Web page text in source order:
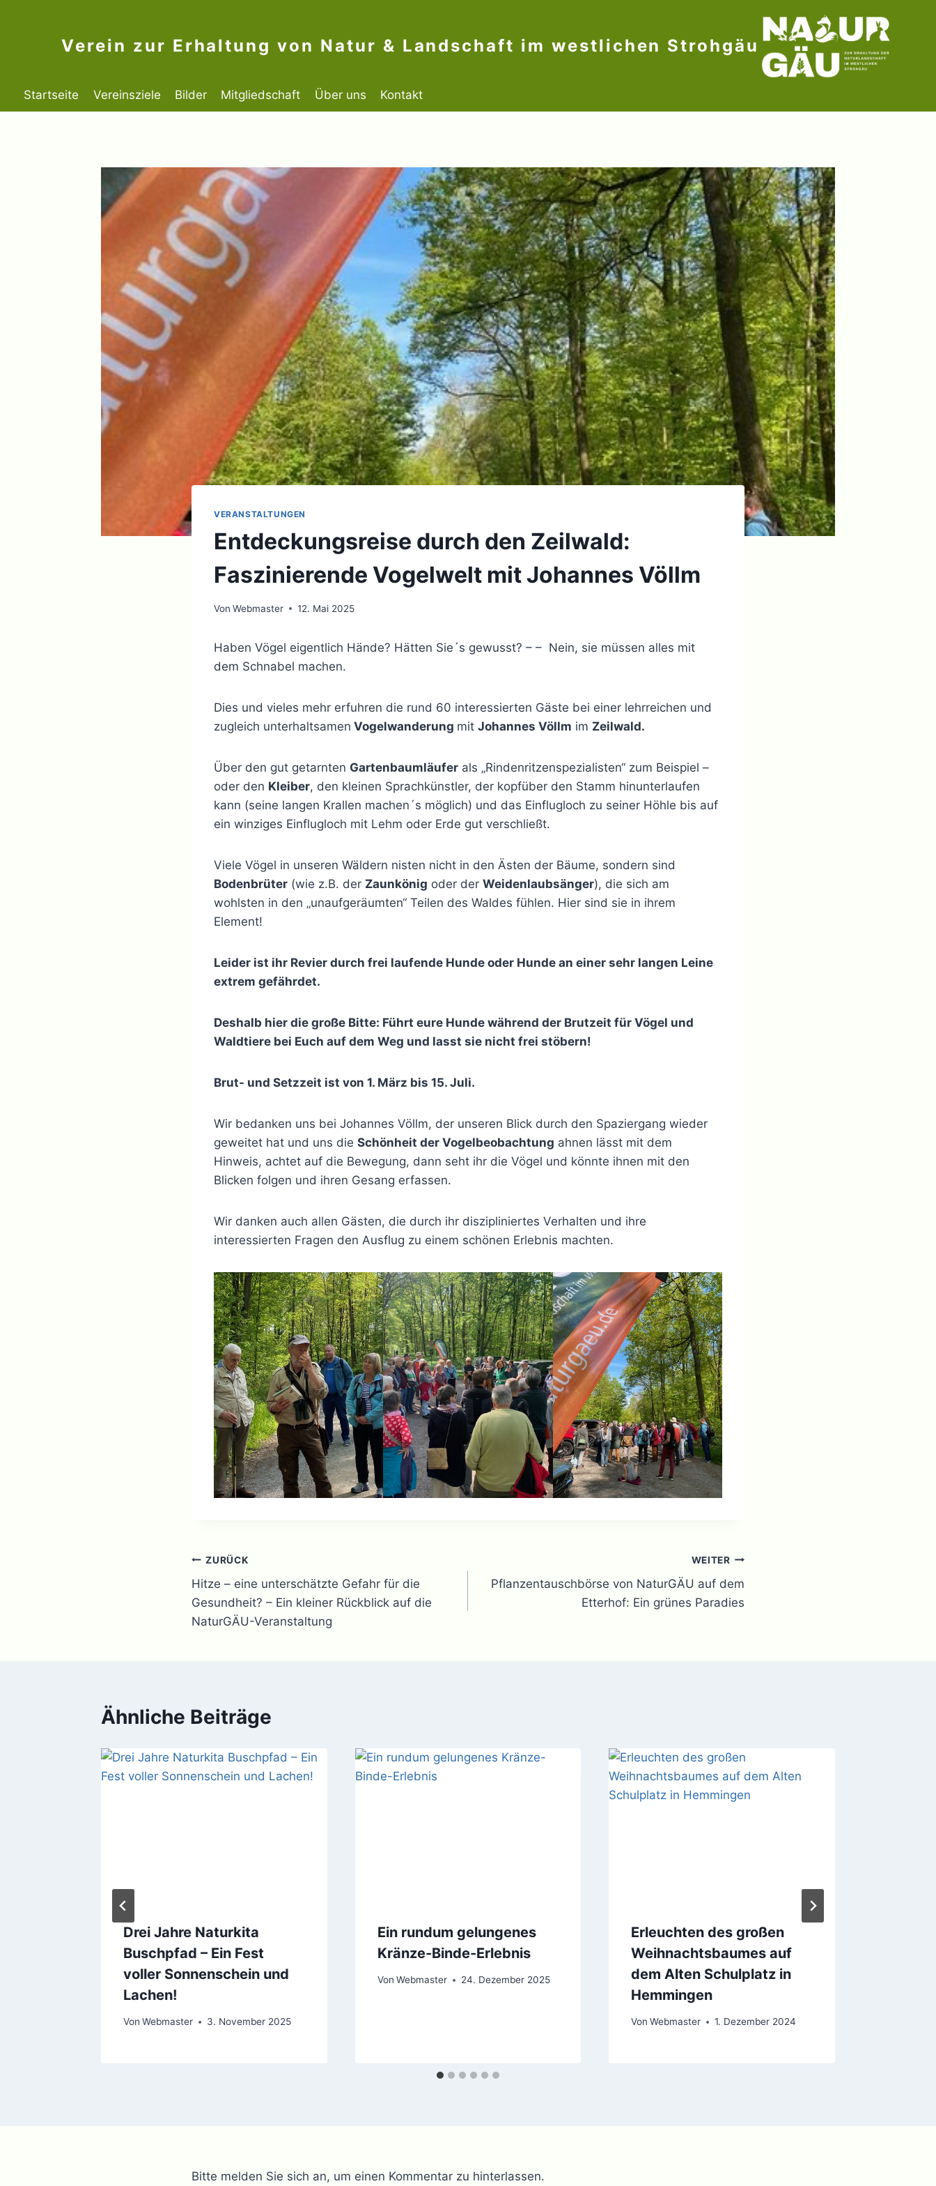
Verein zur Erhaltung von Natur & Landschaft im westlichen Strohgäu
Startseite Vereinsziele Bilder Mitgliedschaft Über uns Kontakt
VERANSTALTUNGEN
Entdeckungsreise durch den Zeilwald:
Faszinierende Vogelwelt mit Johannes Völlm
Von Webmaster 12. Mai 2025
Haben Vögel eigentlich Hände? Hätten Sie´s gewusst? – – Nein, sie müssen alles mit
dem Schnabel machen.
Dies und vieles mehr erfuhren die rund 60 interessierten Gäste bei einer lehrreichen und
zugleich unterhaltsamen Vogelwanderung mit Johannes Völlm im Zeilwald.
Über den gut getarnten Gartenbaumläufer als „Rindenritzenspezialisten“ zum Beispiel –
oder den Kleiber, den kleinen Sprachkünstler, der kopfüber den Stamm hinunterlaufen
kann (seine langen Krallen machen´s möglich) und das Einflugloch zu seiner Höhle bis auf
ein winziges Einflugloch mit Lehm oder Erde gut verschließt.
Viele Vögel in unseren Wäldern nisten nicht in den Ästen der Bäume, sondern sind
Bodenbrüter (wie z.B. der Zaunkönig oder der Weidenlaubsänger), die sich am
wohlsten in den „unaufgeräumten“ Teilen des Waldes fühlen. Hier sind sie in ihrem
Element!
Leider ist ihr Revier durch frei laufende Hunde oder Hunde an einer sehr langen Leine
extrem gefährdet.
Deshalb hier die große Bitte: Führt eure Hunde während der Brutzeit für Vögel und
Waldtiere bei Euch auf dem Weg und lasst sie nicht frei stöbern!
Brut- und Setzzeit ist von 1. März bis 15. Juli.
Wir bedanken uns bei Johannes Völlm, der unseren Blick durch den Spaziergang wieder
geweitet hat und uns die Schönheit der Vogelbeobachtung ahnen lässt mit dem
Hinweis, achtet auf die Bewegung, dann seht ihr die Vögel und könnte ihnen mit den
Blicken folgen und ihren Gesang erfassen.
Wir danken auch allen Gästen, die durch ihr diszipliniertes Verhalten und ihre
interessierten Fragen den Ausflug zu einem schönen Erlebnis machten.
Beitragsnavigation
ZURÜCK
Hitze – eine unterschätzte Gefahr für die
Gesundheit? – Ein kleiner Rückblick auf die
NaturGÄU-Veranstaltung
WEITER
Pflanzentauschbörse von NaturGÄU auf dem
Etterhof: Ein grünes Paradies
Ähnliche Beiträge
Drei Jahre Naturkita
Buschpfad – Ein Fest
voller Sonnenschein und
Lachen!
Von Webmaster 3. November 2025
Ein rundum gelungenes
Kränze-Binde-Erlebnis
Von Webmaster 24. Dezember 2025
Erleuchten des großen
Weihnachtsbaumes auf
dem Alten Schulplatz in
Hemmingen
Von Webmaster 1. Dezember 2024
Bitte melden Sie sich an, um einen Kommentar zu hinterlassen.